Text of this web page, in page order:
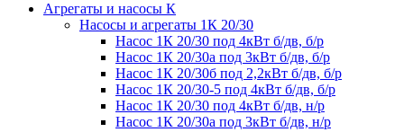
Агрегаты и насосы К
Насосы и агрегаты 1К 20/30
Насос 1К 20/30 под 4кВт б/дв, б/р
Насос 1К 20/30а под 3кВт б/дв, б/р
Насос 1К 20/30б под 2,2кВт б/дв, б/р
Насос 1К 20/30-5 под 4кВт б/дв, б/р
Насос 1К 20/30 под 4кВт б/дв, н/р
Насос 1К 20/30а под 3кВт б/дв, н/р